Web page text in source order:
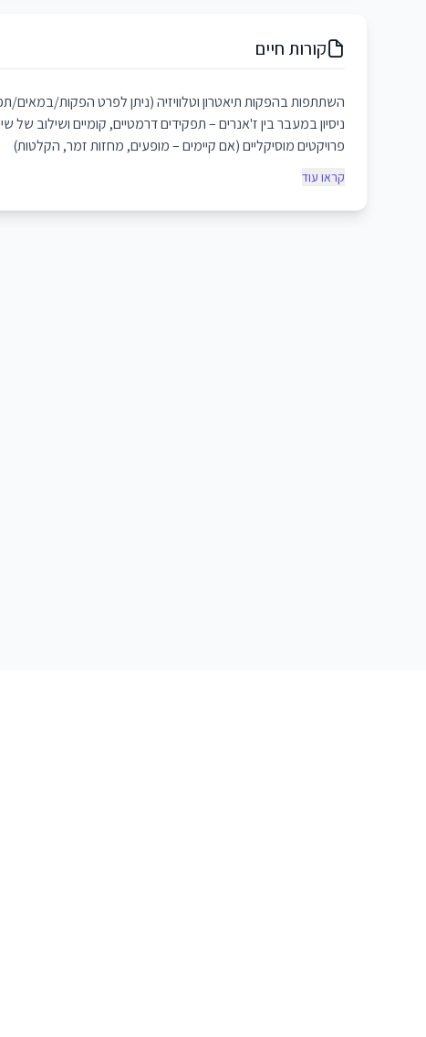
קורות חיים
השתתפות בהפקות תיאטרון וטלוויזיה (ניתן לפרט הפקות/במאים/
ניסיון במעבר בין ז'אנרים – תפקידים דרמטיים, קומיים ושילוב של
פרויקטים מוסיקליים (אם קיימים – מופעים, מחזות זמר, הקלטות)
קראו עוד